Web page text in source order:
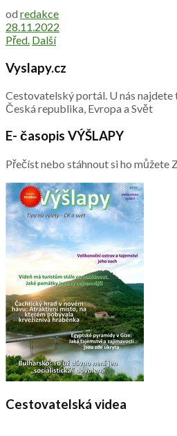
od redakce
28.11.2022
Před. Další
Vyslapy.cz
Cestovatelský portál. U nás najdete
Česká republika, Evropa a Svět
E- časopis VÝŠLAPY
Přečíst nebo stáhnout si ho můžete
Cestovatelská videa